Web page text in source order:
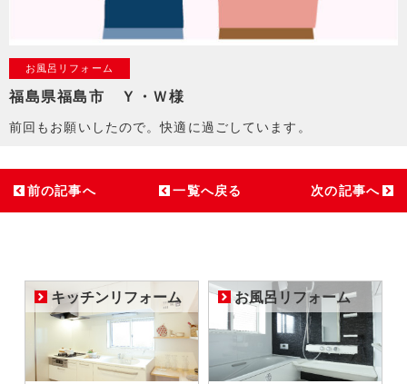
お風呂リフォーム
福島県福島市 Ｙ・Ｗ様
前回もお願いしたので。快適に過ごしています。
前の記事へ 一覧へ戻る 次の記事へ
キッチンリフォーム お風呂リフォーム